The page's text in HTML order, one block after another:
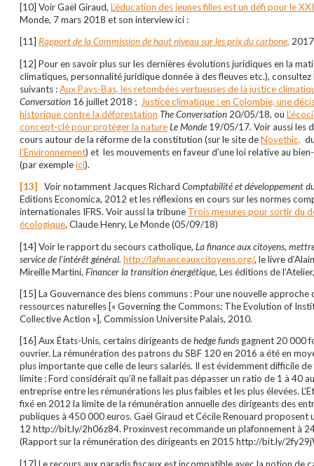
[10] Voir Gaël Giraud, L’éducation des jeunes filles est un défi pour le
Monde, 7 mars 2018 et son interview ici :
[11] Rapport de la Commission de haut niveau sur les prix du carbone,
[12] Pour en savoir plus sur les dernières évolutions juridiques en la
climatiques, personnalité juridique donnée à des fleuves etc.), consultez
suivants :Aux Pays-Bas, les retombées vertueuses de la justice
Conversation 16 juillet 2018 ; Justice climatique : en Colombie, une
historique contre la déforestation The Conversation 20/05/18, ou
concept-clé pour protéger la natureLe Monde 19/05/17. Voir aussi les
cours autour de la réforme de la constitution (sur le site deNovethic,
l’Environnement) et les mouvements en faveur d’une loi relative au
(par exempleici).
[13]
Voir notamment Jacques Richard Comptabilité et développement
Editions Economica, 2012 et les réflexions en cours sur les normes
internationales IFRS. Voir aussi la tribune Trois mesures pour sortir du
écologique, Claude Henry, Le Monde (05/09/18)
[14] Voir le rapport du secours catholique, La finance aux citoyens,
service de l’intérêt général. http://lafinanceauxcitoyens.org/, le livre
Mireille Martini, Financer la transition énergétique, Les éditions de
[15] La Gouvernance des biens communs : Pour une nouvelle approche
ressources naturelles [« Governing the Commons: The Evolution of
Collective Action »], Commission Universite Palais, 2010.
[16] Aux États-Unis, certains dirigeants dehedgefunds gagnent 20 000
ouvrier. La rémunération des patrons du SBF 120 en 2016 a été en
plus importante que celle de leurs salariés. Il est évidemment difficile de
limite ; Ford considérait qu’il ne fallait pas dépasser un ratio de 1 à 40 au
entreprise entre les rémunérations les plus faibles et les plus élevées.
fixé en 2012 la limite de la rémunération annuelle des dirigeants des
publiques à 450 000 euros. Gaël Giraud et Cécile Renouard proposent
12 http://bit.ly/2h06z84. Proxinvest recommande un plafonnement à
(Rapport sur la rémunération des dirigeants en 2015 http://bit.ly/